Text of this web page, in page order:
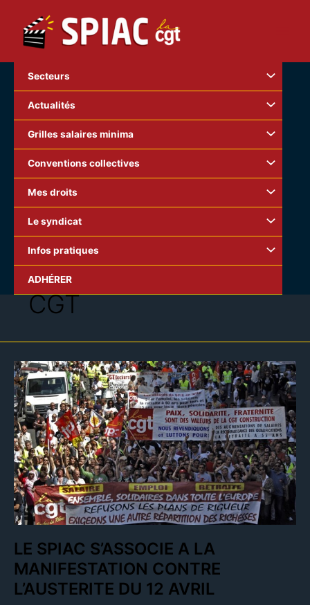
contenu
Secteurs
Actualités
Grilles salaires minima
Conventions collectives
Mes droits
Le syndicat
Infos pratiques
ADHÉRER
CGT
LE SPIAC S’ASSOCIE A LA
MANIFESTATION CONTRE
L’AUSTERITE DU 12 AVRIL
LE
SPIAC
S’ASSOCIE
A
LA
MANIFESTATION
CONTRE
L’AUSTERITE
DU
12
AVRIL